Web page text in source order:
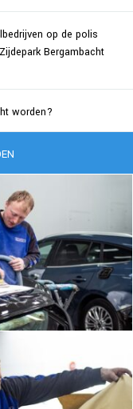
op de polis
Bergambacht
worden?